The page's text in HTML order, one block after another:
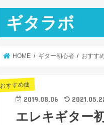
ギタラボ
HOME ギター初心者 おすす
おすすめ曲
2019.08.06
エレキギター